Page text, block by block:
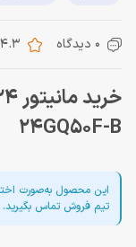
0 دیدگاه 4.3
24GQ50F-B
این محصول به‌صورت
تیم فروش تماس بگیرید.